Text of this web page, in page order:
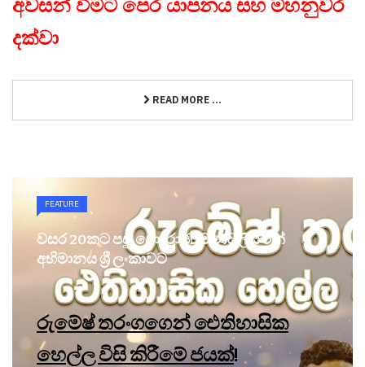
දක්වා
READ MORE ...
FEATURE
වසර 20කට පසු පොදුරාජ්‍ය මණ්ඩලීය රන්
අභිමානය ශ්‍රී ලංකාවට
රුමේෂ් තරංගගෙන් ඓතිහාසික
හෙල්ල විසි කිරීමේ ජයක්!